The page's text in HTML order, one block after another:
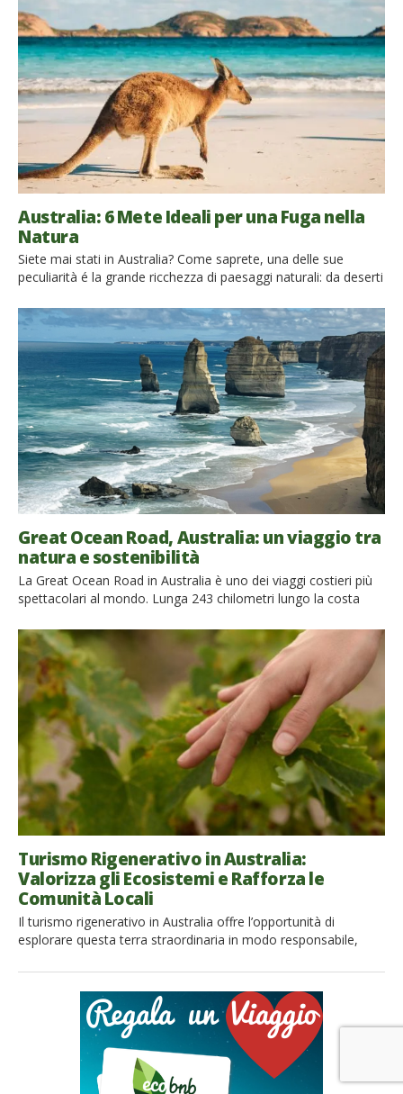
Australia: 6 Mete Ideali per una Fuga nella
Natura
Siete mai stati in Australia? Come saprete, una delle sue
peculiarità é la grande ricchezza di paesaggi naturali: da deserti
mozzafiato. Se avete sempre sognato di esplorare i magnifici
paesaggi australiani, questo è il momento giusto per farlo. Sul
territorio non mancano di certo strutture ricettive […]
Great Ocean Road, Australia: un viaggio tra
natura e sostenibilità
La Great Ocean Road in Australia è uno dei viaggi costieri più
spettacolari al mondo. Lunga 243 chilometri lungo la costa
lussureggianti e scogliere mozzafiato. Costruita dai soldati
reduci della Prima Guerra Mondiale come memoriale vivente,
la strada rappresenta un tributo alla resilienza umana e alla
bellezza […]
Turismo Rigenerativo in Australia:
Valorizza gli Ecosistemi e Rafforza le
Comunità Locali
Il turismo rigenerativo in Australia offre l’opportunità di
esplorare questa terra straordinaria in modo responsabile,
incomparabile. Tuttavia, questo ecosistema eccezionale
affronta minacce quotidiane, dal cambiamento climatico alla
perdita crescente di habitat, rendendo più che mai urgente
l’adozione di strategie di conservazione efficaci. Proprio per